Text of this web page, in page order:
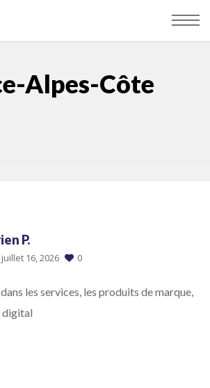
Alpes-Côte
P.
juillet 16, 2026 0
les services, les produits de marque,
digital
cookies